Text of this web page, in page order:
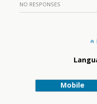
NO RESPONSES
Mobile